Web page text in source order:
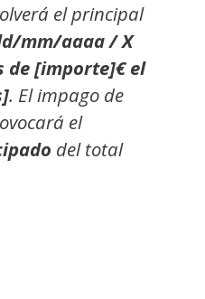
el principal
mm/aaaa / X
de [importe]€ el
. El impago de
el
del total